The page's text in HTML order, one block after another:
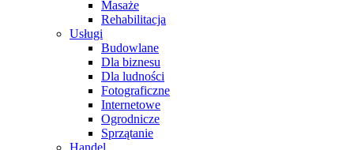
Masaże
Rehabilitacja
Usługi
Budowlane
Dla biznesu
Dla ludności
Fotograficzne
Internetowe
Ogrodnicze
Sprzątanie
Handel